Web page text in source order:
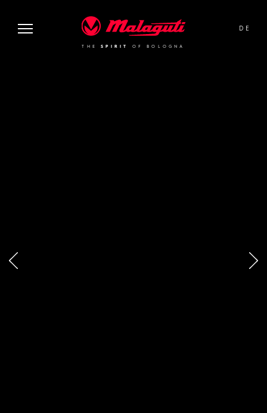
THESPIRIT OF BOLOGNA
DE